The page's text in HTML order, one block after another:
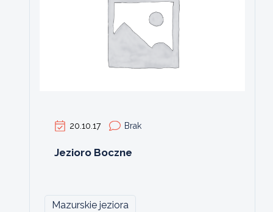
20.10.17 Brak
Jezioro Boczne
Mazurskie jeziora